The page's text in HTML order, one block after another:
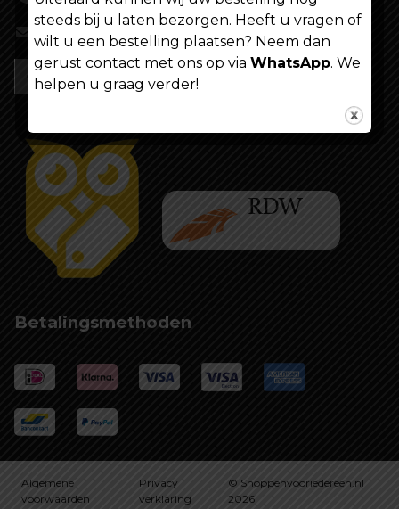
info@shoppenvooriedereen.nl
Betalingsmethoden
Algemene
voorwaarden
Privacy
verklaring
© Shoppenvooriedereen.nl
2026
steeds bij u laten bezorgen. Heeft u vragen of
wilt u een bestelling plaatsen? Neem dan
gerust contact met ons op via WhatsApp. We
helpen u graag verder!